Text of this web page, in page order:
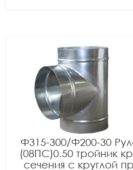
Ф315-300/Ф200-30
(08ПС)0.50 тройник
сечения с круглой